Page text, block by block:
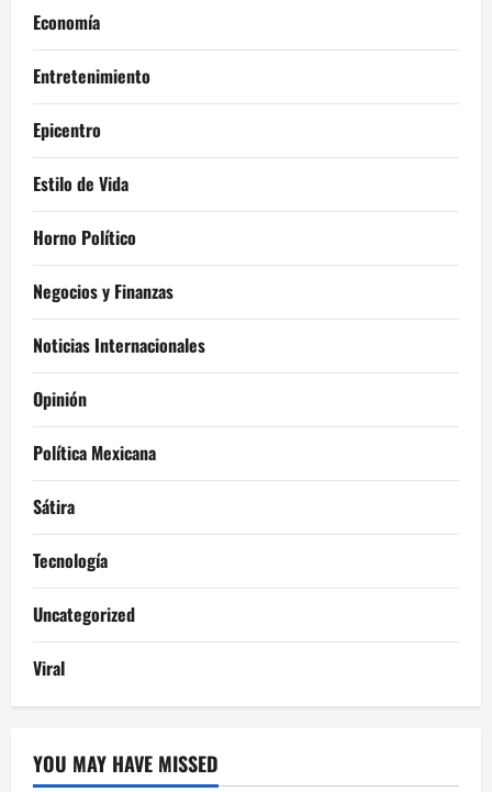
Economía
Entretenimiento
Epicentro
Estilo de Vida
Horno Político
Negocios y Finanzas
Noticias Internacionales
Opinión
Política Mexicana
Sátira
Tecnología
Uncategorized
Viral
YOU MAY HAVE MISSED